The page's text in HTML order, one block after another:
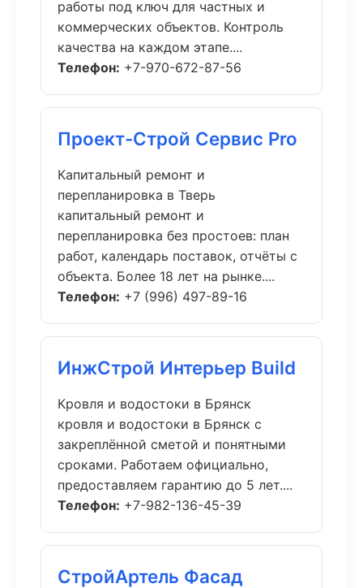
работы под ключ для частных и
коммерческих объектов. Контроль
качества на каждом этапе....
Телефон: +7-970-672-87-56
Проект-Строй Сервис Pro
Капитальный ремонт и
перепланировка в Тверь
капитальный ремонт и
перепланировка без простоев: план
работ, календарь поставок, отчёты с
объекта. Более 18 лет на рынке....
Телефон: +7 (996) 497-89-16
ИнжСтрой Интерьер Build
Кровля и водостоки в Брянск
кровля и водостоки в Брянск с
закреплённой сметой и понятными
сроками. Работаем официально,
предоставляем гарантию до 5 лет....
Телефон: +7-982-136-45-39
СтройАртель Фасад